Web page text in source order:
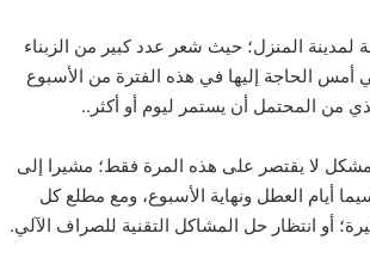
لمدينة المنزل؛ حيث شعر عدد كبير من الزبناء
أمس الحاجة إليها في هذه الفترة من الأسبوع
من المحتمل أن يستمر ليوم أو أكثر..
لا يقتصر على هذه المرة فقط؛ مشيرا إلى
أيام العطل ونهاية الأسبوع، ومع مطلع كل
أو انتظار حل المشاكل التقنية للصراف الآلي.